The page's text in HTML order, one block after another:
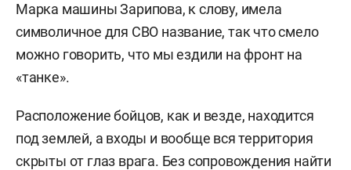
Марка машины Зарипова, к слову, имела
символичное для СВО название, так что смело
можно говорить, что мы ездили на фронт на
«танке».
Расположение бойцов, как и везде, находится
под землей, а входы и вообще вся территория
скрыты от глаз врага. Без сопровождения найти